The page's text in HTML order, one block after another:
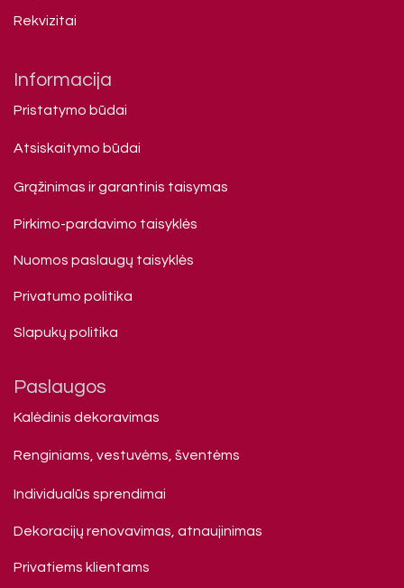
Rekvizitai
Informacija
Pristatymo būdai
Atsiskaitymo būdai
Grąžinimas ir garantinis taisymas
Pirkimo-pardavimo taisyklės
Nuomos paslaugų taisyklės
Privatumo politika
Slapukų politika
Paslaugos
Kalėdinis dekoravimas
Renginiams, vestuvėms, šventėms
Individualūs sprendimai
Dekoracijų renovavimas, atnaujinimas
Privatiems klienta​ms